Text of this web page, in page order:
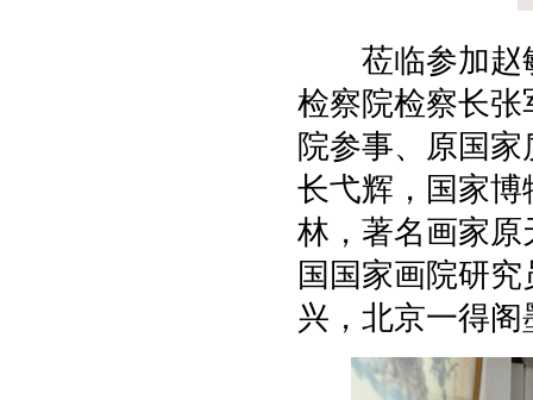
莅临参加赵敏
检察院检察长
院参事、原国
长弋辉，国家
林，著名画家
国国家画院研
兴，北京一得